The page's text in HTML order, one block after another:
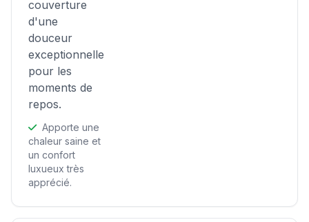
couverture
d'une
douceur
exceptionnelle
pour les
moments de
repos.
Apporte une
chaleur saine et
un confort
luxueux très
apprécié.